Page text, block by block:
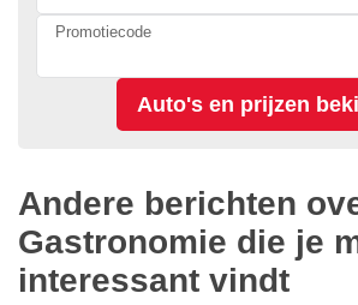
Promotiecode
Andere berichten
Gastronomie die je
interessant vindt